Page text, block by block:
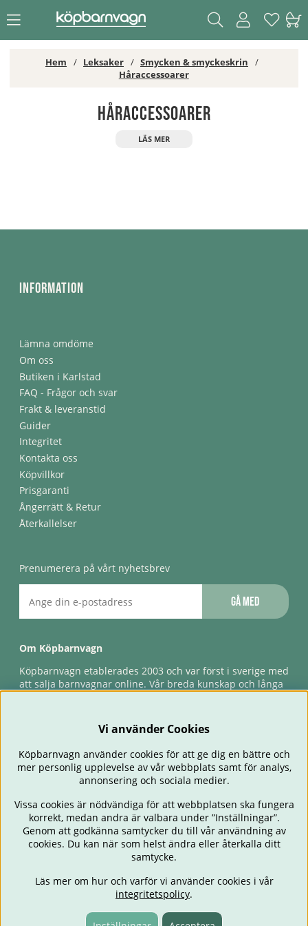
Hem Leksaker
Smycken & smyckeskrin
Håraccessoarer
Håraccessoarer
Information
Lämna omdöme
Om oss
Butiken i Karlstad
FAQ - Frågor och svar
Frakt & leveranstid
Guider
Integritet
Kontakta oss
Köpvillkor
Prisgaranti
Ångerrätt & Retur
Återkallelser
Prenumerera på vårt nyhetsbrev
Gå med
Om Köpbarnvagn
Köpbarnvagn etablerades 2003 och var först i sverige med
att sälja barnvagnar online. Vår breda kunskap och långa
förlossningsgaranti & förlängd ångerrätt.
BARNVAGNAR BILSTOLAR BABY ÄTA & MATA
RESA
OUTLET
PRESENTTIPS
Vi använder Cookies
Köpbarnvagn använder cookies för att ge dig en bättre och
mer personlig upplevelse av vår webbplats samt för analys,
annonsering och sociala medier.
Vissa cookies är nödvändiga för att webbplatsen ska fungera
korrekt, medan andra är valbara under ”Inställningar”.
Genom att godkänna samtycker du till vår användning av
cookies. Du kan när som helst ändra eller återkalla ditt
samtycke.
Läs mer om hur och varför vi använder cookies i vår
integritetspolicy.